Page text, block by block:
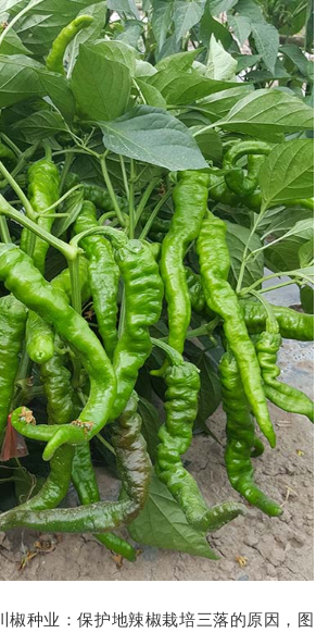
种业：保护地辣椒栽培三落的原因，图